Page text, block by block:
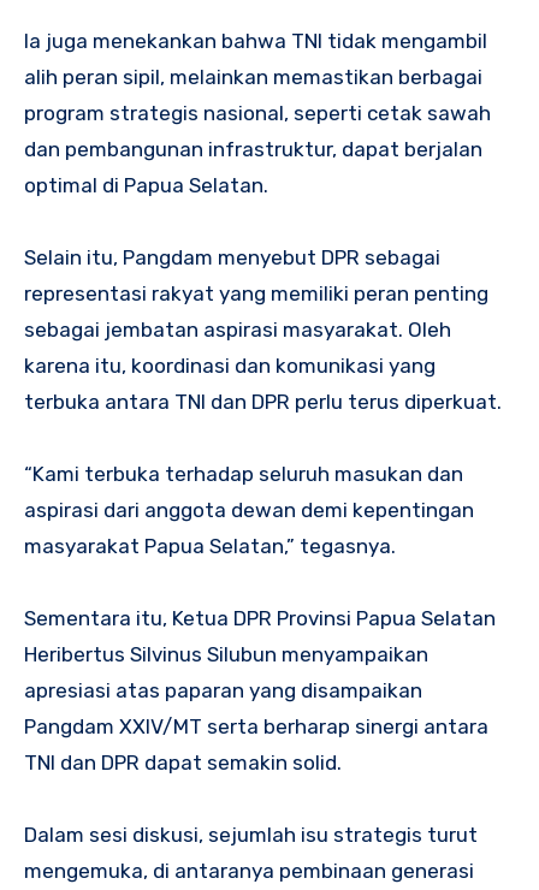
Ia juga menekankan bahwa TNI tidak mengambil
alih peran sipil, melainkan memastikan berbagai
program strategis nasional, seperti cetak sawah
dan pembangunan infrastruktur, dapat berjalan
optimal di Papua Selatan.
Selain itu, Pangdam menyebut DPR sebagai
representasi rakyat yang memiliki peran penting
sebagai jembatan aspirasi masyarakat. Oleh
karena itu, koordinasi dan komunikasi yang
terbuka antara TNI dan DPR perlu terus diperkuat.
“Kami terbuka terhadap seluruh masukan dan
aspirasi dari anggota dewan demi kepentingan
masyarakat Papua Selatan,” tegasnya.
Sementara itu, Ketua DPR Provinsi Papua Selatan
Heribertus Silvinus Silubun menyampaikan
apresiasi atas paparan yang disampaikan
Pangdam XXIV/MT serta berharap sinergi antara
TNI dan DPR dapat semakin solid.
Dalam sesi diskusi, sejumlah isu strategis turut
mengemuka, di antaranya pembinaan generasi